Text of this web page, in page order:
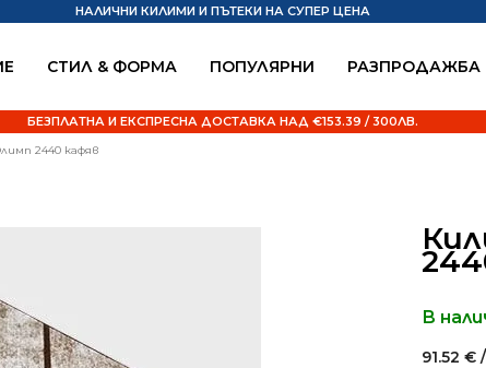
СТИЛ & ФОРМА ПОПУЛЯРНИ РАЗПРОДАЖБА
НАЛИЧНИ КИЛИМИ И ПЪТЕКИ НА СУПЕР ЦЕНА
БЕЗПЛАТНА И ЕКСПРЕСНА ДОСТАВКА НАД €153.39 / 300ЛВ.
2440 кафяв
В
91.52€